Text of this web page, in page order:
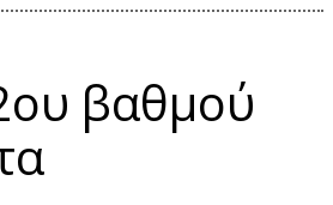
βαθμού